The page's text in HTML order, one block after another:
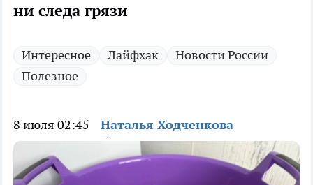
ни следа грязи
Интересное Лайфхак
Новости России
Полезное
8 июля 02:45 Наталья Ходченкова